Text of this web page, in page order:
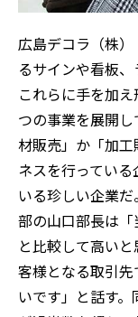
広島デコラ（株
るサインや看板、
これらに手を加
つの事業を展開
材販売」か「加
ネスを行ってい
いる珍しい企業
部の山口部長は
と比較して高い
客様となる取引
いです」と話す